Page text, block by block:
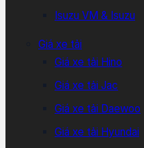
Isuzu VM & Isuzu
Giá xe tải
Giá xe tải Hino
Giá xe tải Jac
Giá xe tải Daewoo
Giá xe tải Hyundai